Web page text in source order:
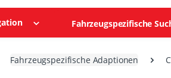
Fahrzeugspezifische
Fahrzeugspezifische Adaptionen